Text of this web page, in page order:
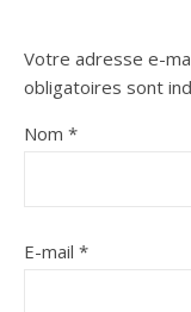
Votre adresse e-
obligatoires sont
Nom *
E-mail *